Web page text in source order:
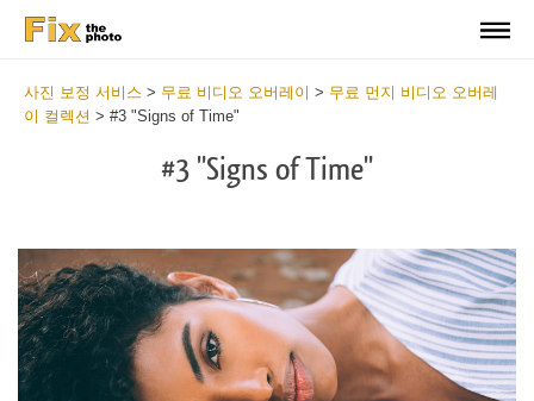
사진 보정 서비스 > 무료 비디오 오버레이 > 무료 먼지 비디오 오버레
이 컬렉션 > #3 "Signs of Time"
#3 "Signs of Time"